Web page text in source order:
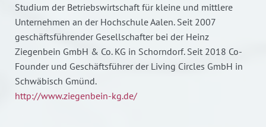
Studium der Betriebswirtschaft für kleine und mittlere
Unternehmen an der Hochschule Aalen. Seit 2007
geschäftsführender Gesellschafter bei der Heinz
Ziegenbein GmbH & Co. KG in Schorndorf. Seit 2018 Co-
Founder und Geschäftsführer der Living Circles GmbH in
Schwäbisch Gmünd.
http://www.ziegenbein-kg.de/